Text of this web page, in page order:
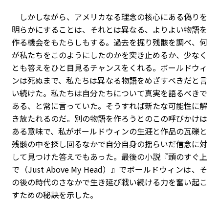
しかしながら、アメリカなる理念の核心にある偽りを
明らかにすることは、それとは異なる、よりよい物語を
作る機会をもたらしもする。過去を掘り残骸を調べ、何
が私たちをこのようにしたのかを突き止めるか、少なく
とも答えをひと目見るチャンスをくれる。ボールドウィ
ンは死ぬまで、私たちは異なる物語をめざすべきだと言
い続けた。私たちは自分たちについて真実を語るべきで
ある、と常に言っていた。そうすれば新たな可能性に解
き放たれるのだ。別の物語を作ろうとのこの呼びかけは
ある意味で、私がボールドウィンの生涯と作品の瓦礫と
残骸の中を探し回るなかで自分自身の揺らいだ信念に対
して見つけた答えでもあった。最後の小説『頭のすぐ上
で（Just Above My Head）』でボールドウィンは、そ
の後の時代のさなかで生き延び戦い続ける力を奮い起こ
すための秘訣を示した。